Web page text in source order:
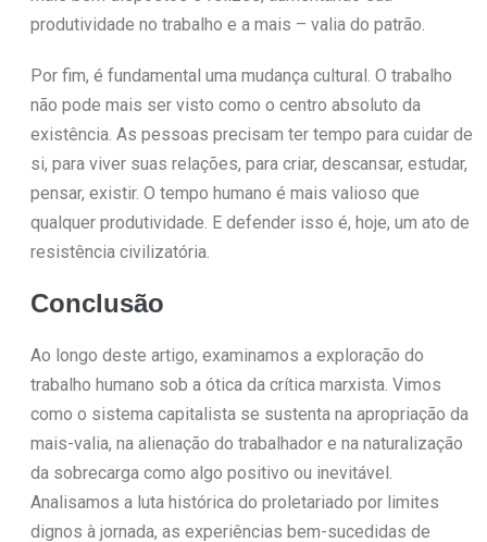
produtividade no trabalho e a mais – valia do patrão.
Por fim, é fundamental uma mudança cultural. O trabalho
não pode mais ser visto como o centro absoluto da
existência. As pessoas precisam ter tempo para cuidar de
si, para viver suas relações, para criar, descansar, estudar,
pensar, existir. O tempo humano é mais valioso que
qualquer produtividade. E defender isso é, hoje, um ato de
resistência civilizatória.
Conclusão
Ao longo deste artigo, examinamos a exploração do
trabalho humano sob a ótica da crítica marxista. Vimos
como o sistema capitalista se sustenta na apropriação da
mais-valia, na alienação do trabalhador e na naturalização
da sobrecarga como algo positivo ou inevitável.
Analisamos a luta histórica do proletariado por limites
dignos à jornada, as experiências bem-sucedidas de